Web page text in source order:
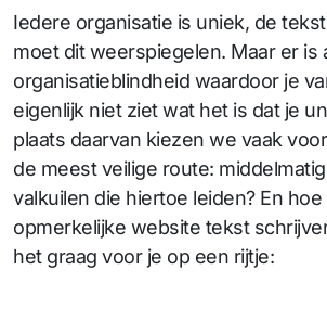
Iedere organisatie is uniek, de
moet dit weerspiegelen. Maar er is
organisatieblindheid waardoor je
eigenlijk niet ziet wat het is dat je
plaats daarvan kiezen we vaak
de meest veilige route:
valkuilen die hiertoe leiden? En
opmerkelijke website tekst
het graag voor je op een rijtje: